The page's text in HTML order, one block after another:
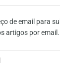
de email para
artigos por email.